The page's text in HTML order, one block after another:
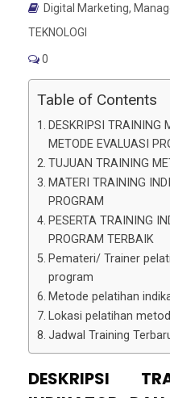
Digital Marketing,
TEKNOLOGI
0
Table of Contents
DESKRIPSI TRAINING
METODE EVALUASI
TUJUAN TRAINING
MATERI TRAINING
PROGRAM
PESERTA TRAINING
PROGRAM TERBAIK
Pemateri/ Trainer
program
Metode pelatihan
Lokasi pelatihan
Jadwal Training
DESKRIPSI